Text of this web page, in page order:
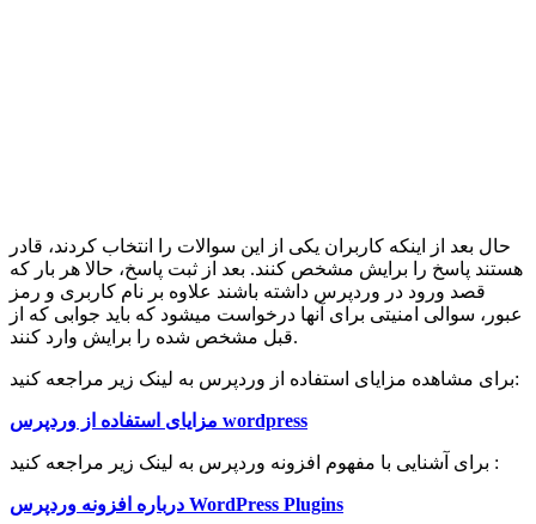
حال بعد از اینکه کاربران یکی از این سوالات را انتخاب کردند، قادر
هستند پاسخ را برایش مشخص کنند. بعد از ثبت پاسخ، حالا هر بار که
قصد ورود در وردپرس داشته باشند علاوه بر نام کاربری و رمز
عبور، سوالی امنیتی برای آنها درخواست میشود که باید جوابی که از
قبل مشخص شده را برایش وارد کنند.
برای مشاهده مزایای استفاده از وردپرس به لینک زیر مراجعه کنید:
مزایای استفاده از وردپرس wordpress
برای آشنایی با مفهوم افزونه وردپرس به لینک زیر مراجعه کنید :
درباره افزونه وردپرس WordPress Plugins